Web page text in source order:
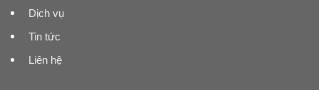
Dịch vụ
Tin tức
Liên hệ